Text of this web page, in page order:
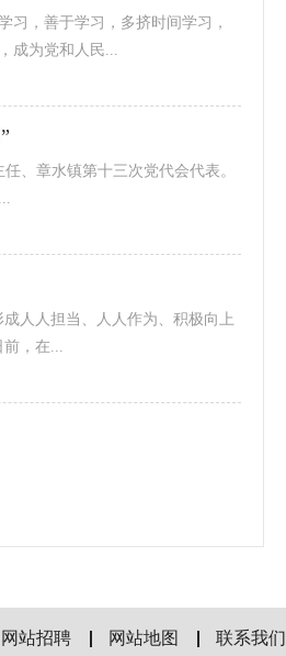
习，善于学习，多挤时间学习，
成为党和人民...
、章水镇第十三次党代会代表。
人人担当、人人作为、积极向上
前，在...
网站招聘 网站地图 联系我们